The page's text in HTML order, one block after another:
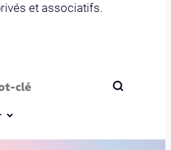
et associatifs.